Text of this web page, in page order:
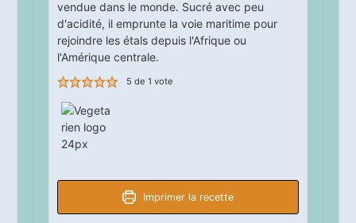
vendue dans le monde. Sucré avec peu
d'acidité, il emprunte la voie maritime pour
rejoindre les étals depuis l'Afrique ou
l'Amérique centrale.
5 de 1 vote
Imprimer la recette